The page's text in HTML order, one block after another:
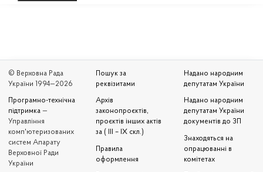
© Верховна Рада
України 1994—2026
Програмно-технічна
підтримка —
Управління
комп'ютеризованих
систем Апарату
Верховної Ради
України
Пошук за
реквізитами
Архів
законопроєктів,
проєктів інших актів
за ( III – IX скл.)
Правила
оформлення
Надано народним
депутатам України
Надано народним
депутатам України
документів до ЗП
Знаходяться на
опрацюванні в
комітетах